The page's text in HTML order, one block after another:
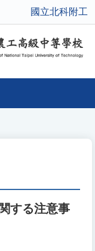
國立北科附工
する注意事